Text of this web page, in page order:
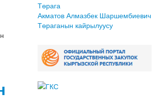
Төрага
Акматов Алмазбек Шаршембиевич
Төраганын кайрылуусу